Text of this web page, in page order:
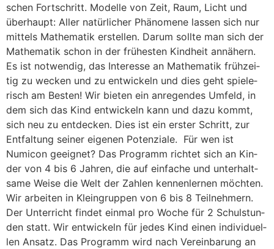
schen Fort­schritt. Model­le von Zeit, Raum, Licht und
über­haupt: Aller natür­li­cher Phä­no­me­ne las­sen sich nur
mit­tels Mathe­ma­tik erstel­len. Dar­um soll­te man sich der
Mathe­ma­tik schon in der frü­hes­ten Kind­heit annä­hern.
Es ist not­wen­dig, das Inter­es­se an Mathe­ma­tik früh­zei­
tig zu wecken und zu ent­wi­ckeln und dies geht spie­le­
risch am Bes­ten! Wir bie­ten ein anre­gen­des Umfeld, in
dem sich das Kind ent­wi­ckeln kann und dazu kommt,
sich neu zu ent­de­cken. Dies ist ein ers­ter Schritt, zur
Ent­fal­tung sei­ner eige­nen Potenziale. Für wen ist
Numicon geeignet? Das Pro­gramm rich­tet sich an Kin­
der von 4 bis 6 Jah­ren, die auf ein­fa­che und unter­halt­
sa­me Wei­se die Welt der Zah­len ken­nen­ler­nen möchten.
Wir arbei­ten in Klein­grup­pen von 6 bis 8 Teilneh­mern.
Der Unter­richt fin­det ein­mal pro Woche für 2 Schul­stun­
den statt. Wir ent­wi­ckeln für jedes Kind einen indi­vi­du­el­
len Ansatz. Das Pro­gramm wird nach Ver­ein­ba­rung an